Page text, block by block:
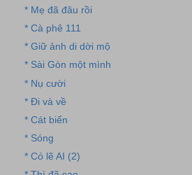
* Mẹ đã đâu rồi
* Cà phê 111
* Giữ ảnh di dời mộ
* Sài Gòn một mình
* Nụ cười
* Đi và về
* Cát biển
* Sóng
* Có lẽ AI (2)